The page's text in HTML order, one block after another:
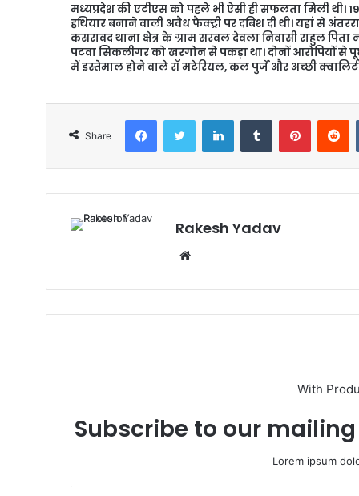
मध्यप्रदेश की एटीएस को पहले भी ऐसी ही सफलता मिली थी।
हथियार बनाने वाली अवैध फैक्ट्री पर दबिश दी थी। यहां से
कसरावद थाना क्षेत्र के ग्राम सरवल देवला निवासी राहुल
पटवा सिकलीगर को खरगोन से पकड़ा था। दोनों आरोपियों से
में इस्तेमाल होने वाले रॉ मटेरियल, कल पुर्जे और अच्छी
Share
Rakesh Yadav
b
s
With
Subscribe to our
Lorem ipsum